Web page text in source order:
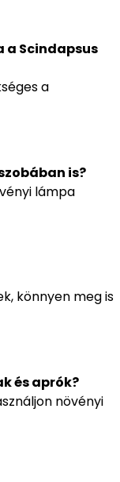
a Scindapsus
a
is?
lámpa
könnyen meg is
és aprók?
növényi